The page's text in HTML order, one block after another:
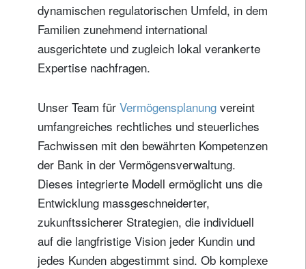
dynamischen regulatorischen Umfeld, in dem
Familien zunehmend international
ausgerichtete und zugleich lokal verankerte
Expertise nachfragen.
Unser Team für Vermögensplanung vereint
umfangreiches rechtliches und steuerliches
Fachwissen mit den bewährten Kompetenzen
der Bank in der Vermögensverwaltung.
Dieses integrierte Modell ermöglicht uns die
Entwicklung massgeschneiderter,
zukunftssicherer Strategien, die individuell
auf die langfristige Vision jeder Kundin und
jedes Kunden abgestimmt sind. Ob komplexe